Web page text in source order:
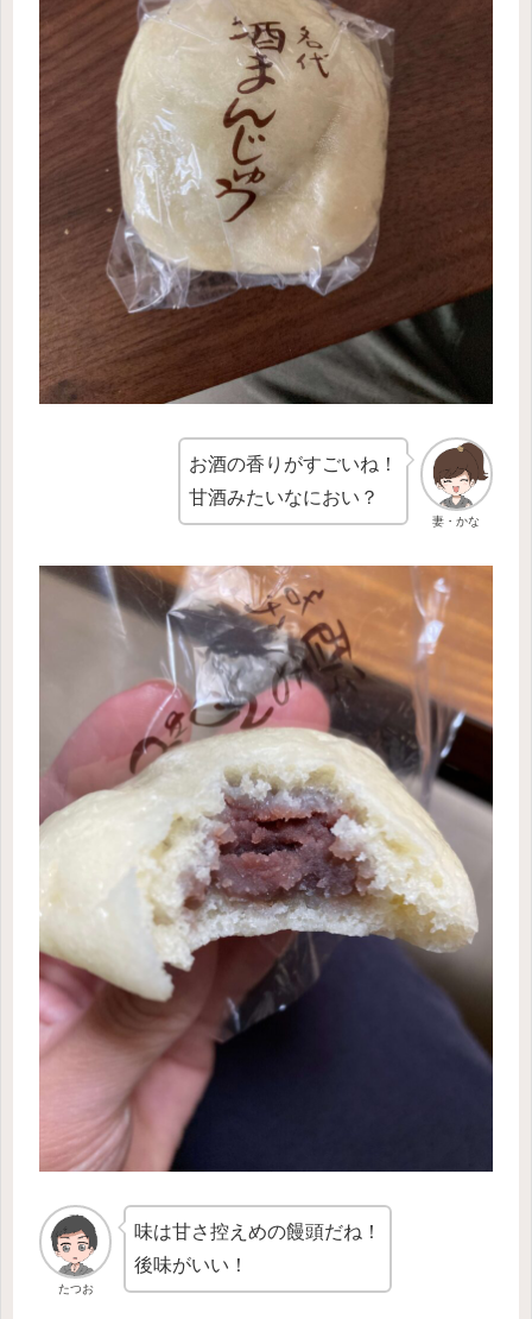
妻・かな
お酒の香りがすごいね！
甘酒みたいなにおい？
たつお
味は甘さ控えめの饅頭だね！
後味がいい！